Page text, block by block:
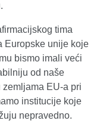
tima
Europske unije koje
bismo imali veći
od naše
zemljama EU-a pri
institucije koje
nepravedno.